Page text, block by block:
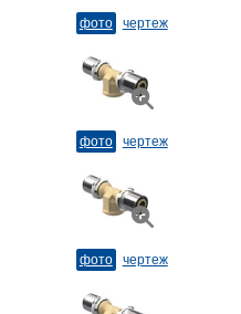
фото чертеж
фото чертеж
фото чертеж